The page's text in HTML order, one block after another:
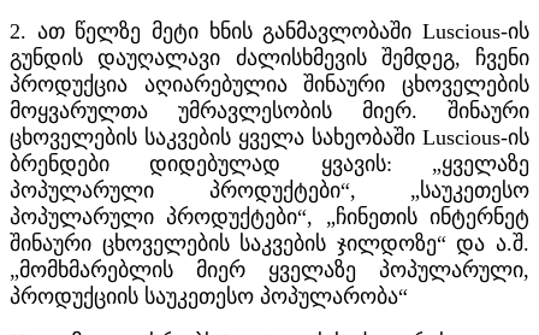
2. ათ წელზე მეტი ხნის განმავლობაში Luscious-ის
გუნდის დაუღალავი ძალისხმევის შემდეგ, ჩვენი
პროდუქცია აღიარებულია შინაური ცხოველების
მოყვარულთა უმრავლესობის მიერ. შინაური
ცხოველების საკვების ყველა სახეობაში Luscious-ის
ბრენდები დიდებულად ყვავის: „ყველაზე
პოპულარული პროდუქტები“, „საუკეთესო
პოპულარული პროდუქტები“, „ჩინეთის ინტერნეტ
შინაური ცხოველების საკვების ჯილდოზე“ და ა.შ.
„მომხმარებლის მიერ ყველაზე პოპულარული,
პროდუქციის საუკეთესო პოპულარობა“